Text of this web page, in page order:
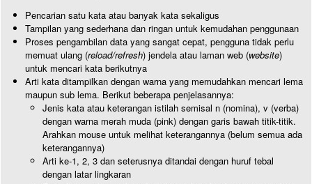
Pencarian satu kata atau banyak kata sekaligus
Tampilan yang sederhana dan ringan untuk kemudahan penggunaan
Proses pengambilan data yang sangat cepat, pengguna tidak perlu
memuat ulang (reload/refresh) jendela atau laman web (website)
untuk mencari kata berikutnya
Arti kata ditampilkan dengan warna yang memudahkan mencari lema
maupun sub lema. Berikut beberapa penjelasannya:
Jenis kata atau keterangan istilah semisal n (nomina), v (verba)
dengan warna merah muda (pink) dengan garis bawah titik-titik.
Arahkan mouse untuk melihat keterangannya (belum semua ada
keterangannya)
Arti ke-1, 2, 3 dan seterusnya ditandai dengan huruf tebal
dengan latar lingkaran